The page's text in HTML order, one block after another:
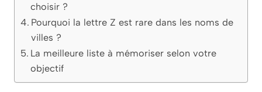
choisir ?
Pourquoi la lettre Z est rare dans les noms de
villes ?
La meilleure liste à mémoriser selon votre
objectif